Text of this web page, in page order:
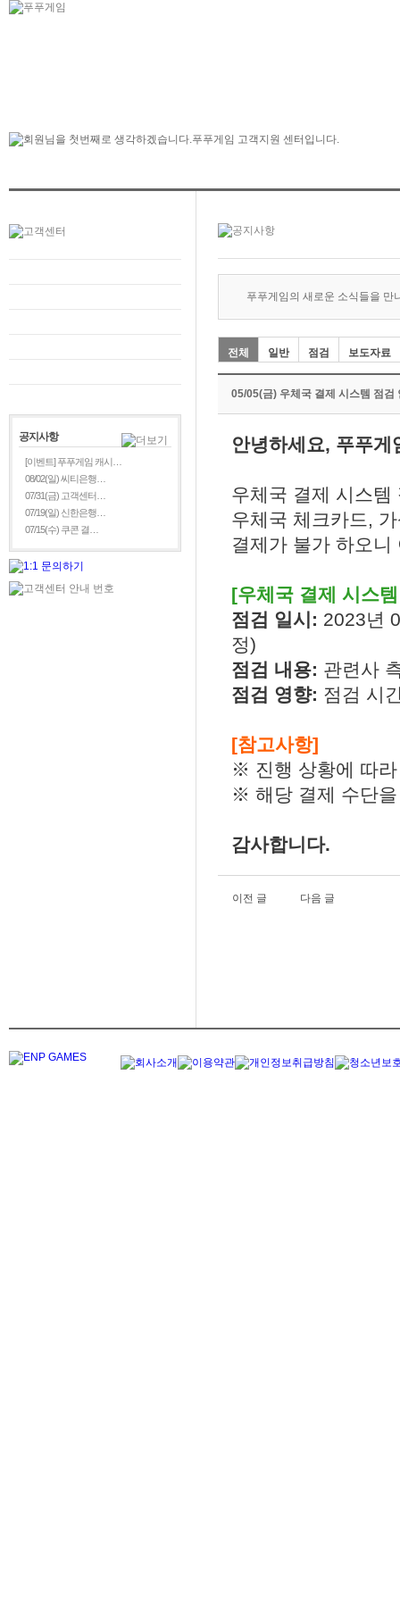
공지사항
[이벤트] 푸푸게임 캐시…
08/02(일) 씨티은행…
07/31(금) 고객센터…
07/19(일) 신한은행…
07/15(수) 쿠콘 결…
푸푸게임의 새로운 소식들을 만
전체 일반 점검 보도자료
05/05(금) 우체국 결제 시스템 점검
안녕하세요, 푸푸게
우체국 결제 시스
우체국 체크카드,
결제가 불가 하오
[우체국 결제 시스
점검 일시: 2023년
정)
점검 내용: 관련사
점검 영향: 점검 시
[참고사항]
※ 진행 상황에 따
※ 해당 결제 수단
감사합니다.
이전 글 다음 글